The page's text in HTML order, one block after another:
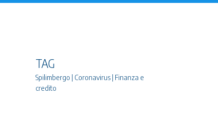
TAG
Spilimbergo | Coronavirus | Finanza e
credito